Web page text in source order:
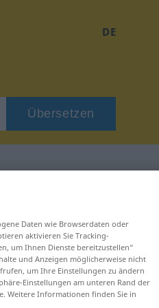
DE
Übersetzen
Daten wie Browserdaten oder
aktivieren Sie Tracking-
um Ihnen Dienste bereitzustellen“
und Anzeigen möglicherweise nicht
um Ihre Einstellungen zu ändern
Einstellungen am unteren Rand der
Weitere Informationen finden Sie in